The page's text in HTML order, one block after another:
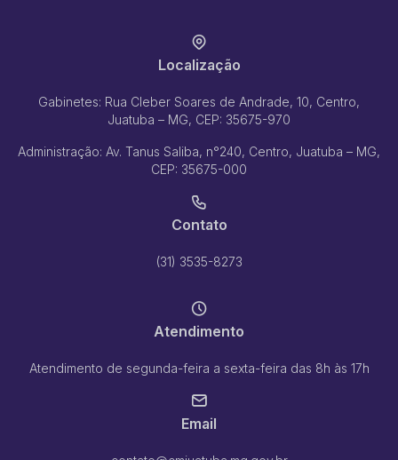
Localização
Gabinetes: Rua Cleber Soares de Andrade, 10, Centro,
Juatuba – MG, CEP: 35675-970
Administração: Av. Tanus Saliba, n°240, Centro, Juatuba – MG,
CEP: 35675-000
Contato
(31) 3535-8273
Atendimento
Atendimento de segunda-feira a sexta-feira das 8h às 17h
Email